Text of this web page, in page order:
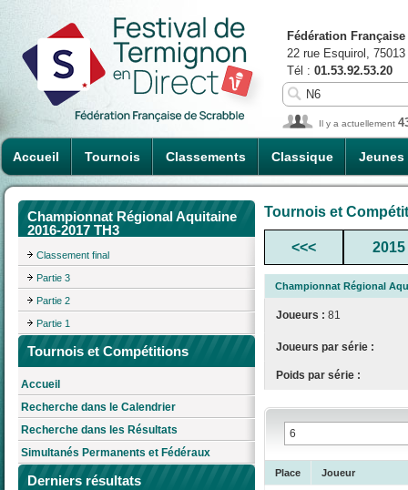
Accueil Tournois Classements Classique Jeunes
Fédération
22 rue Esquirol,
Tél : 01.53.92.53.20
Il y a actuellement
Championnat Régional Aquitaine
2016-2017 TH3
Classement final
Partie 3
Partie 2
Partie 1
Tournois et Compétitions
Accueil
Recherche dans le Calendrier
Recherche dans les Résultats
Simultanés Permanents et Fédéraux
Derniers résultats
Tournois et
<<< 2015
Championnat Régional
Joueurs : 81
Joueurs par série :
Poids par série :
Place Joueur